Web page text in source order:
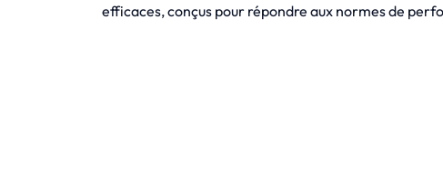
efficaces, conçus pour répondre aux normes de